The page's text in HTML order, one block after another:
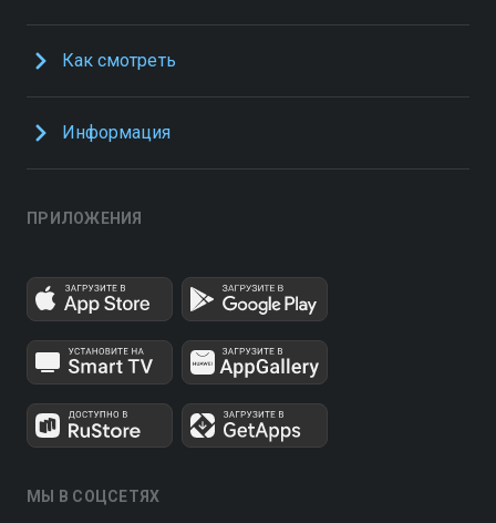
Как смотреть
Информация
ПРИЛОЖЕНИЯ
МЫ В СОЦСЕТЯХ